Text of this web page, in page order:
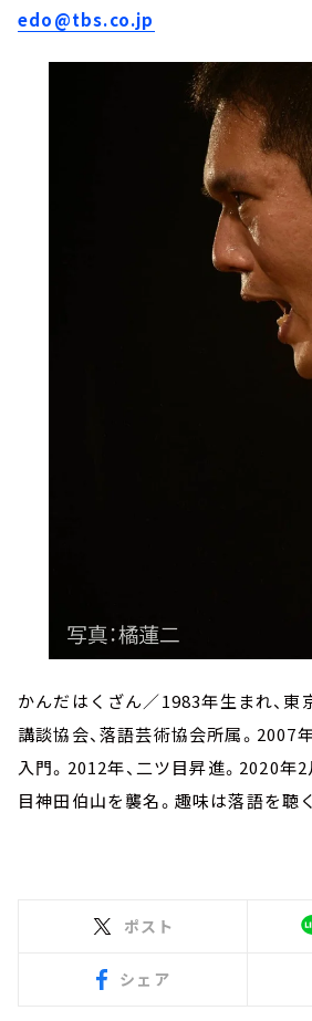
edo@tbs.co.jp
かんだはくざん／1983年生まれ、東
講談協会、落語芸術協会所属。2007
入門。2012年、二ツ目昇進。2020年
目神田伯山を襲名。趣味は落語を聴
ポスト
シェア